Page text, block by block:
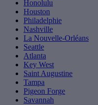
Honolulu
Houston
Philadelphie
Nashville
La Nouvelle-Orléans
Seattle
Atlanta
Key West
Saint Augustine
Tampa
Pigeon Forge
Savannah